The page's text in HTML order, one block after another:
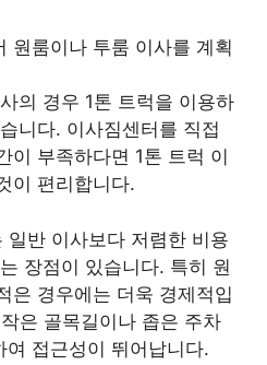
원룸이나 투룸 이사를 계획
의 경우 1톤 트럭을 이용하
니다. 이사짐센터를 직접
이 부족하다면 1톤 트럭 이
이 편리합니다.
일반 이사보다 저렴한 비용
장점이 있습니다. 특히 원
은 경우에는 더욱 경제적입
은 골목길이나 좁은 주차
접근성이 뛰어납니다.